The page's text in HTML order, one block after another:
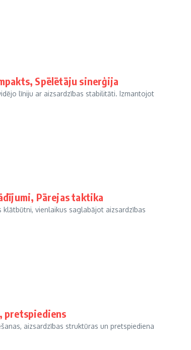
Spēlētāju sinerģija
līniju ar aizsardzības stabilitāti. Izmantojot
Pārejas taktika
vienlaikus saglabājot aizsardzības
pretspiediens
aizsardzības struktūras un pretspiediena